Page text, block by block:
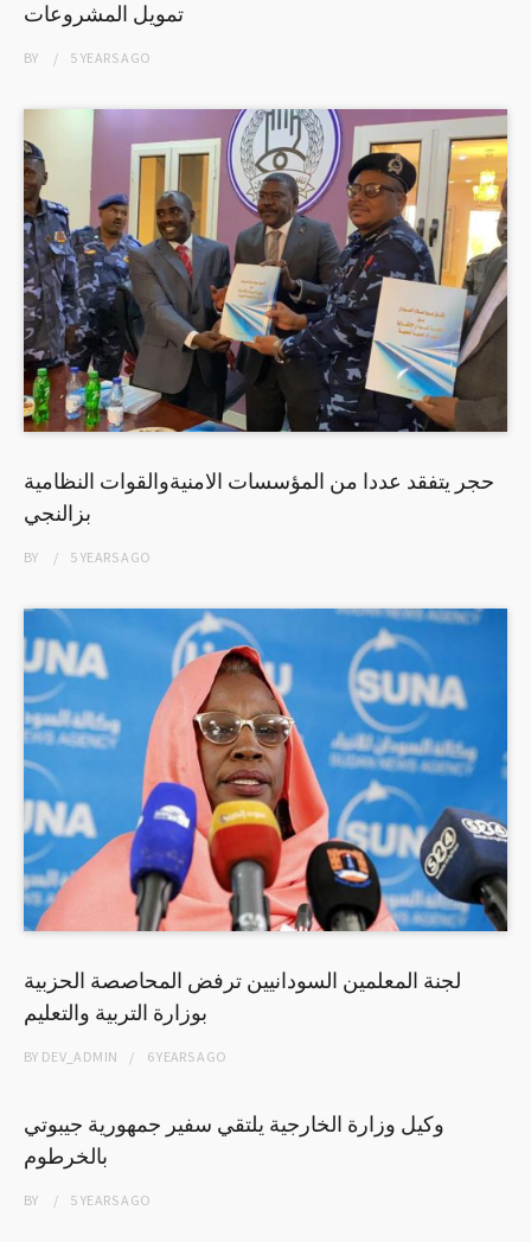
تمويل المشروعات
BY 5 YEARSAGO
حجر يتفقد عددا من المؤسسات الامنيةوالقوات النظامية
بزالنجي
BY 5 YEARSAGO
لجنة المعلمين السودانيين ترفض المحاصصة الحزبية
بوزارة التربية والتعليم
BY DEV_ADMIN 6 YEARSAGO
وكيل وزارة الخارجية يلتقي سفير جمهورية جيبوتي
بالخرطوم
BY 5 YEARSAGO